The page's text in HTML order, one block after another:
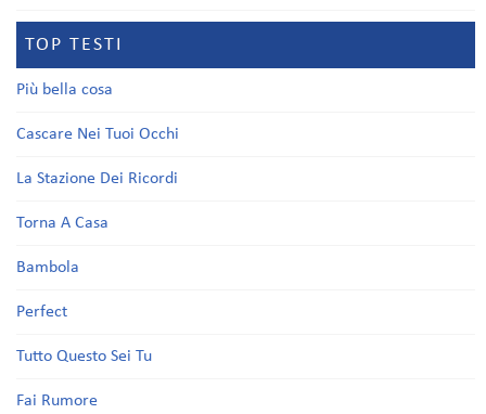
TOP TESTI
Più bella cosa
Cascare Nei Tuoi Occhi
La Stazione Dei Ricordi
Torna A Casa
Bambola
Perfect
Tutto Questo Sei Tu
Fai Rumore